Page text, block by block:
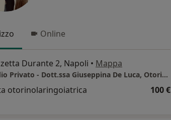
Online
Durante 2, Napoli • Mappa
Studio Privato - Dott.ssa Giuseppina De Luca, Otorino
otorinolaringoiatrica 100 €